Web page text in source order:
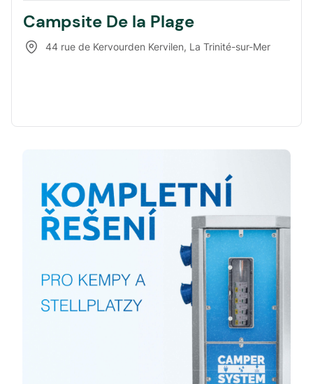
Campsite De la Plage
44 rue de Kervourden Kervilen, La Trinité-sur-Mer